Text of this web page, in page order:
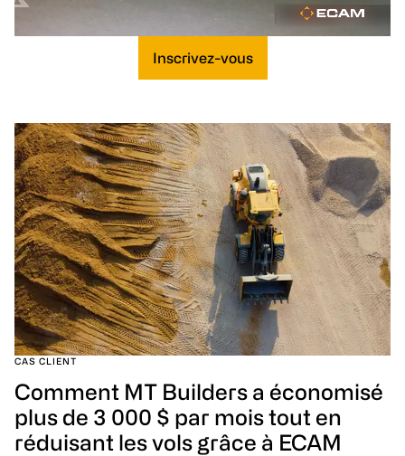
Inscrivez-vous
CAS CLIENT
Comment MT Builders a économisé
plus de 3 000 $ par mois tout en
réduisant les vols grâce à ECAM